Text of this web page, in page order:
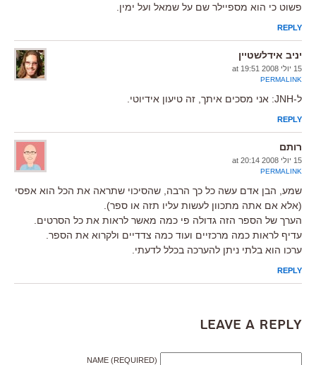
פשוט כי הוא מספיילר שם על שמאל ועל ימין.
REPLY
יניב אידלשטיין
15 יולי 2008 at 19:51
PERMALINK
ל-JNH: אני מסכים איתך, זה טיעון אידיוטי.
REPLY
רותם
15 יולי 2008 at 20:14
PERMALINK
שמע, הבן אדם עשה כל כך הרבה, שהסיכוי שתראה את הכל הוא אפסי
(אלא אם אתה מתכוון לעשות עליו תזה או ספר).
הערך של הספר הזה גדולה פי כמה מאשר לראות את כל הסרטים.
עדיף לראות כמה מרכזיים ועוד כמה צדדיים ולקרוא את הספר.
ערכו הוא בלתי ניתן להערכה בכלל לדעתי.
REPLY
Leave a Reply
NAME (REQUIRED)